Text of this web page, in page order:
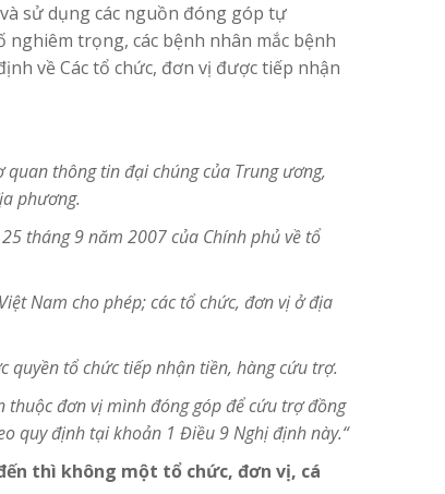
sử dụng các nguồn đóng góp tự
trọng, các bệnh nhân mắc bệnh
về Các tổ chức, đơn vị được tiếp nhận
thông tin đại chúng của Trung ương,
phương.
tháng 9 năm 2007 của Chính phủ về tổ
Nam cho phép; các tổ chức, đơn vị ở địa
quyền tổ chức tiếp nhận tiền, hàng cứu trợ.
đơn vị mình đóng góp để cứu trợ đồng
quy định tại khoản 1 Điều 9 Nghị định này.“
thì không một tổ chức, đơn vị, cá